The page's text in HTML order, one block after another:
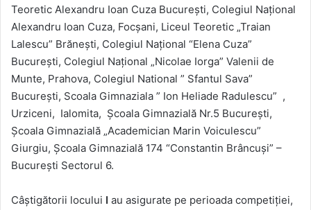
Teoretic Alexandru Ioan Cuza București, Colegiul Naţional
Alexandru Ioan Cuza, Focșani, Liceul Teoretic „Traian
Lalescu” Brănești, Colegiul Național “Elena Cuza”
București, Colegiul Național „Nicolae Iorga” Valenii de
Munte, Prahova, Colegiul National ” Sfantul Sava”
București, Scoala Gimnaziala ” Ion Heliade Radulescu” ,
Urziceni, Ialomita, Școala Gimnazială Nr.5 București,
Școala Gimnazială „Academician Marin Voiculescu”
Giurgiu, Școala Gimnazială 174 “Constantin Brâncuși” –
București Sectorul 6.
Câștigătorii locului I au asigurate pe perioada competiției,